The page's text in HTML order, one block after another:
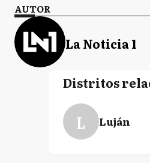
AUTOR
La Noticia 1
Distritos
L Luján